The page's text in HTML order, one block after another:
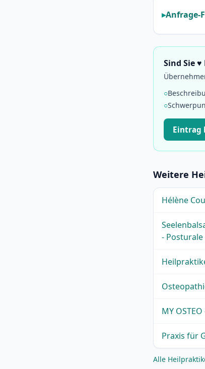
Anfrage-
Sind Sie
○
○
Eintrag
Weitere
Hélène
-
MY
Praxis für
Alle